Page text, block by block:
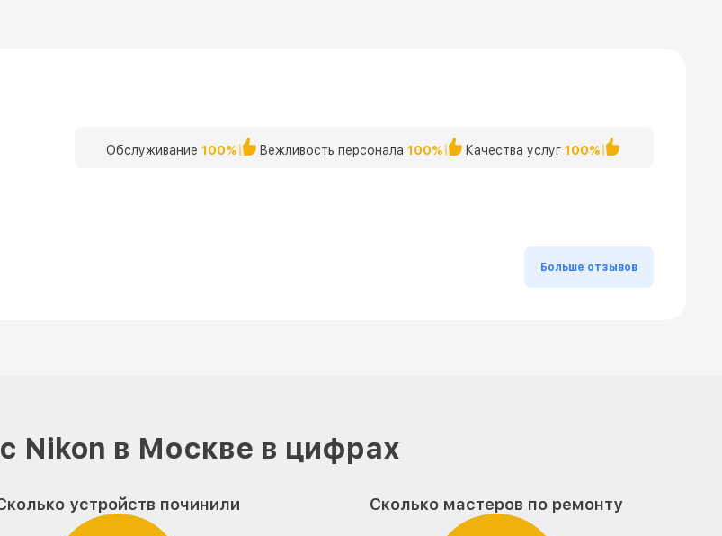
Обслуживание 100% Вежливость персонала 100% Качества услуг 100%
Больше отзывов
Nikon в Москве в цифрах
устройств починили Сколько мастеров по ремонту